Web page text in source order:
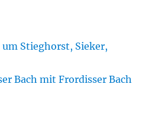
um Stieghorst, Sieker,
Bach mit Frordisser Bach